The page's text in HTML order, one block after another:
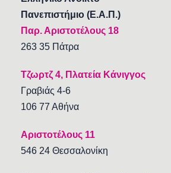
Πανεπιστήμιο (Ε.Α.Π.)
Παρ. Αριστοτέλους 18
263 35 Πάτρα
Τζωρτζ 4, Πλατεία Κάνιγγος
Γραβιάς 4-6
106 77 Αθήνα
Αριστοτέλους 11
546 24 Θεσσαλονίκη